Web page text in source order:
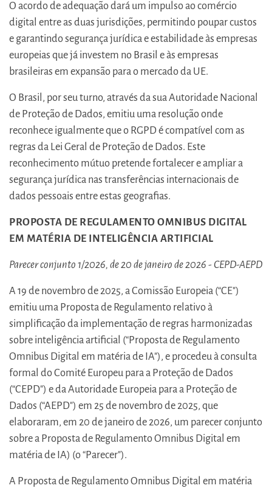
O acordo de adequação dará um impulso ao comércio
digital entre as duas jurisdições, permitindo poupar custos
e garantindo segurança jurídica e estabilidade às empresas
europeias que já investem no Brasil e às empresas
brasileiras em expansão para o mercado da UE.
O Brasil, por seu turno, através da sua Autoridade Nacional
de Proteção de Dados, emitiu uma resolução onde
reconhece igualmente que o RGPD é compatível com as
regras da Lei Geral de Proteção de Dados. Este
reconhecimento mútuo pretende fortalecer e ampliar a
segurança jurídica nas transferências internacionais de
dados pessoais entre estas geografias.
PROPOSTA DE REGULAMENTO OMNIBUS DIGITAL
EM MATÉRIA DE INTELIGÊNCIA ARTIFICIAL
Parecer conjunto 1/2026, de 20 de janeiro de 2026 - CEPD-AEPD
A 19 de novembro de 2025, a Comissão Europeia (“CE")
emitiu uma Proposta de Regulamento relativo à
simplificação da implementação de regras harmonizadas
sobre inteligência artificial (“Proposta de Regulamento
Omnibus Digital em matéria de IA"), e procedeu à consulta
formal do Comité Europeu para a Proteção de Dados
(“CEPD") e da Autoridade Europeia para a Proteção de
Dados (“AEPD") em 25 de novembro de 2025, que
elaboraram, em 20 de janeiro de 2026, um parecer conjunto
sobre a Proposta de Regulamento Omnibus Digital em
matéria de IA) (o “Parecer").
A Proposta de Regulamento Omnibus Digital em matéria